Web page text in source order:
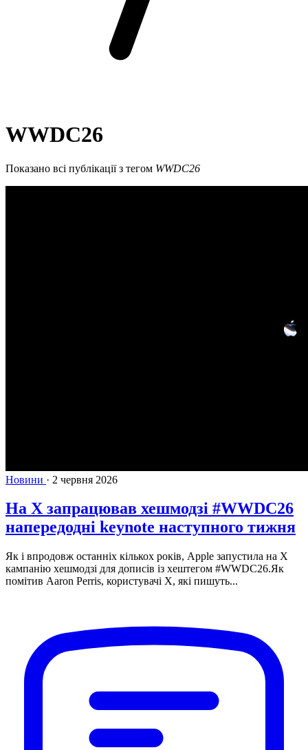
WWDC26
Показано всі публікації з тегом WWDC26
Новини · 2 червня 2026
На X запрацював хешмодзі #WWDC26
напередодні keynote наступного тижня
Як і впродовж останніх кількох років, Apple запустила на X
кампанію хешмодзі для дописів із хештегом #WWDC26.Як
помітив Aaron Perris, користувачі X, які пишуть...